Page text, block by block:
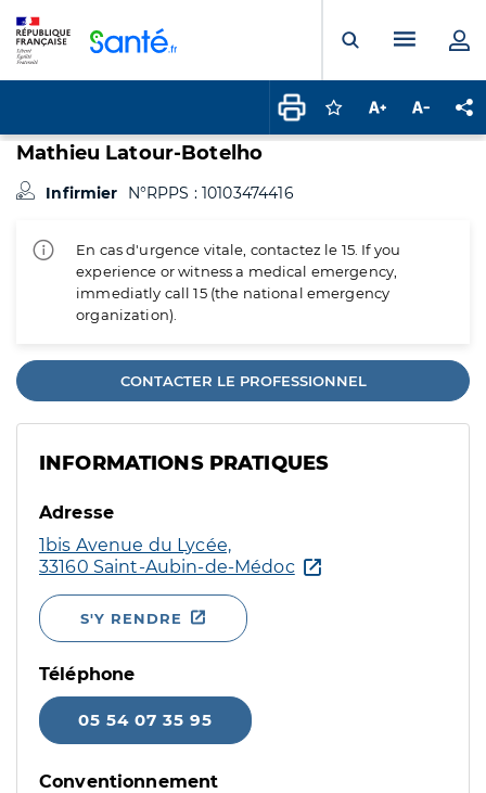
Ouvrir laMenu
Connectez-vous
Augmenter la
Mathieu Latour-Botelho
Infirmier N°RPPS : 10103474416
En cas d'urgence vitale, contactez le 15. If you
experience or witness a medical emergency,
immediatly call 15 (the national emergency
organization).
CONTACTER LE PROFESSIONNEL
INFORMATIONS PRATIQUES
Adresse
1bis Avenue du Lycée,
33160 Saint-Aubin-de-Médoc
S'Y RENDRE
Téléphone
05 54 07 35 95
Conventionnement